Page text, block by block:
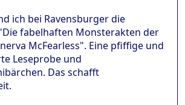
ich bei Ravensburger die
fabelhaften Monsterakten der
McFearless". Eine pfiffige und
Leseprobe und
Das schafft